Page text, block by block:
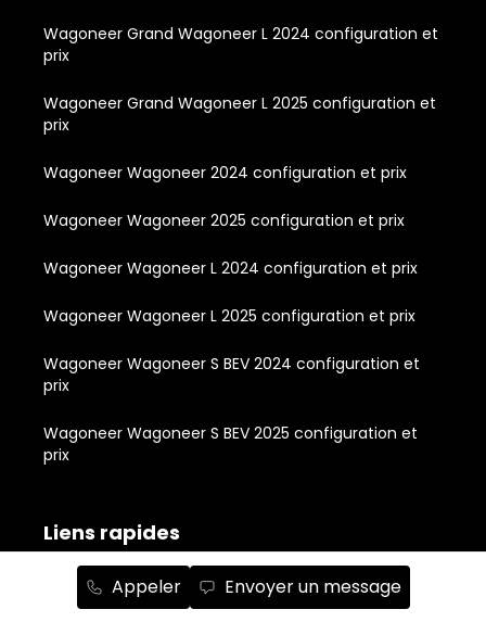
Appeler Envoyer un message
Wagoneer Grand Wagoneer L 2024 configuration et
prix
Wagoneer Grand Wagoneer L 2025 configuration et
prix
Wagoneer Wagoneer 2024 configuration et prix
Wagoneer Wagoneer 2025 configuration et prix
Wagoneer Wagoneer L 2024 configuration et prix
Wagoneer Wagoneer L 2025 configuration et prix
Wagoneer Wagoneer S BEV 2024 configuration et
prix
Wagoneer Wagoneer S BEV 2025 configuration et
prix
Liens rapides
À propos